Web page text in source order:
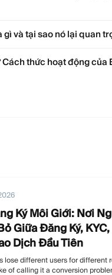
gì và tại sao nó lại quan
thức hoạt động của
Ký Môi Giới: Nơi
Giữa Đăng Ký,
Dịch Đầu Tiên
lose different users for different
of calling it a conversion